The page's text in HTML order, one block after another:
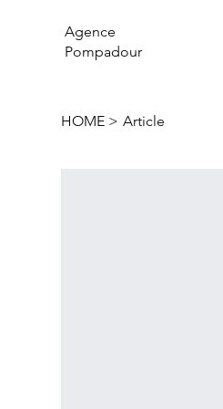
Agence
Pompadour
HOME > Article